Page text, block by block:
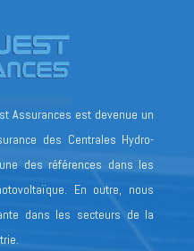
Assurances est devenue un
des Centrales Hydro-
des références dans les
En outre, nous
dans les secteurs de la